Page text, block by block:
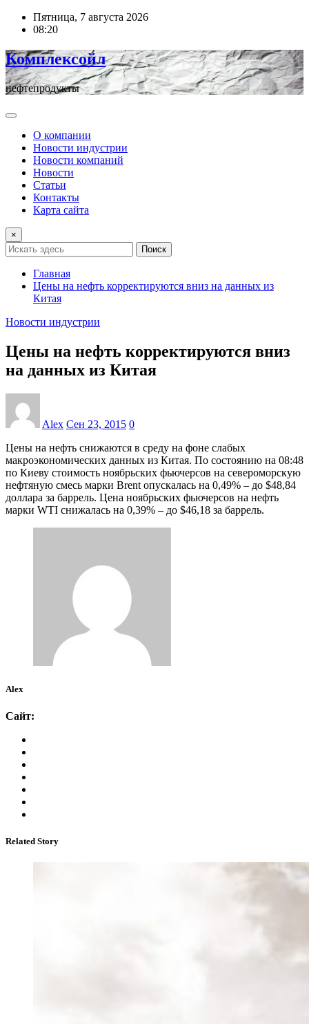
ПерейтиПятница, 7 августа 2026
08:20
Комплексойл
нефтепродукты
О компании
Новости индустрии
Новости компаний
Новости
Статьи
Контакты
Карта сайта
×
Поиск
Главная
Цены на нефть корректируются вниз на данных из
Китая
Новости индустрии
Цены на нефть корректируются вниз
на данных из Китая
Alex Сен 23, 2015 0
Цены на нефть снижаются в среду на фоне слабых
макроэкономических данных из Китая. По состоянию на 08:48
по Киеву стоимость ноябрьских фьючерсов на североморскую
нефтяную смесь марки Brent опускалась на 0,49% – до $48,84
доллара за баррель. Цена ноябрьских фьючерсов на нефть
марки WTI снижалась на 0,39% – до $46,18 за баррель.
Alex
Сайт:
Related Story